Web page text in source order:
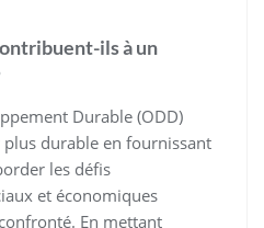
ils à un
Durable (ODD)
durable en fournissant
les défis
et économiques
En mettant